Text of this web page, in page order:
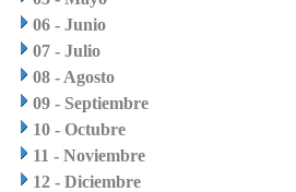
06 - Junio
07 - Julio
08 - Agosto
09 - Septiembre
10 - Octubre
11 - Noviembre
12 - Diciembre